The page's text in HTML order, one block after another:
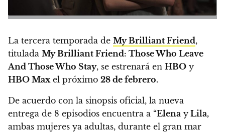
La tercera temporada de My Brilliant Friend,
titulada My Brilliant Friend: Those Who Leave
And Those Who Stay, se estrenará en HBO y
HBO Max el próximo 28 de febrero.
De acuerdo con la sinopsis oficial, la nueva
entrega de 8 episodios encuentra a “Elena y Lila,
ambas mujeres ya adultas, durante el gran mar